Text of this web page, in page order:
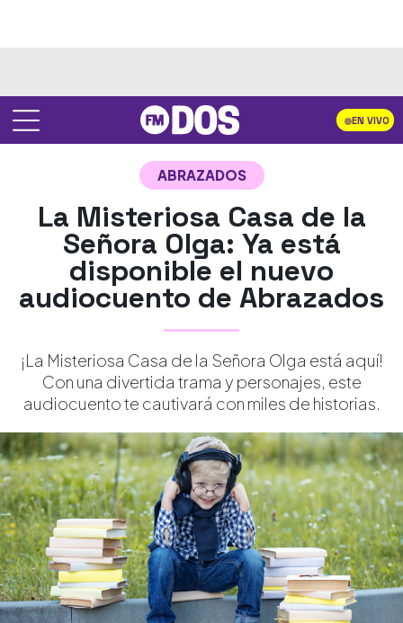
EN VIVO
ABRAZADOS
La Misteriosa Casa de la
Señora Olga: Ya está
disponible el nuevo
audiocuento de Abrazados
¡La Misteriosa Casa de la Señora Olga está aquí!
Con una divertida trama y personajes, este
audiocuento te cautivará con miles de historias.